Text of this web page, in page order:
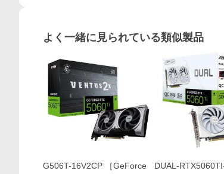
よく一緒に見られている類似製品
G506T-16V2CP ［GeForce
DUAL-